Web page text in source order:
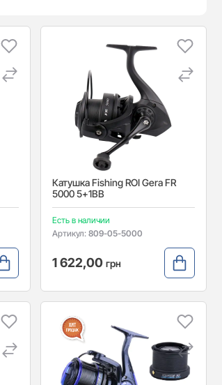
Катушка Fishing ROI Gera FR
5000 5+1BB
Есть в наличии
Артикул: 809-05-5000
1 622,00 грн